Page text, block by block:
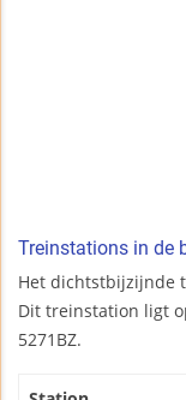
Treinstations in de
Het dichtstbijzijnde
Dit treinstation ligt
5271BZ.